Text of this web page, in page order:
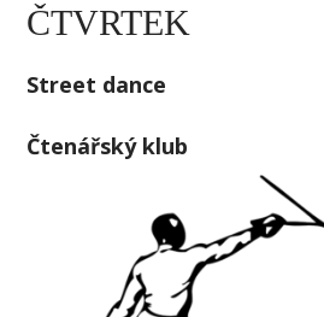
ČTVRTEK
Street dance
Čtenářský klub